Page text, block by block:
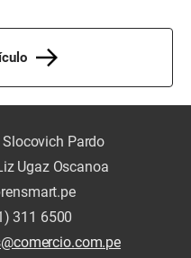
Pardo
Ugaz Oscanoa
311 6500